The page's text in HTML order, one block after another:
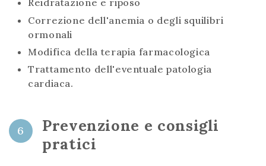
Reidratazione e riposo
Correzione dell'anemia o degli squilibri
ormonali
Modifica della terapia farmacologica
Trattamento dell'eventuale patologia
cardiaca.
6
Prevenzione e consigli
pratici